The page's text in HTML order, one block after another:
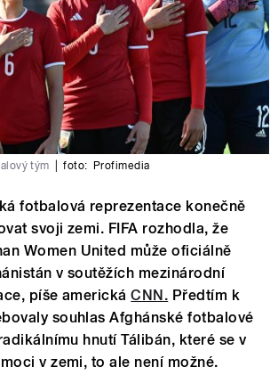
tým foto: Profimedia
fotbalová reprezentace konečně
svoji zemi. FIFA rozhodla, že
Women United může oficiálně
v soutěžích mezinárodní
píše americkáCNN. Předtím k
souhlas Afghánské fotbalové
hnutí Tálibán, které se v
v zemi, to ale není možné.